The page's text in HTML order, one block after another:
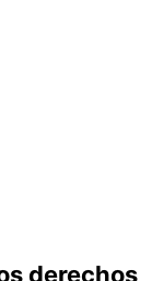
derechos